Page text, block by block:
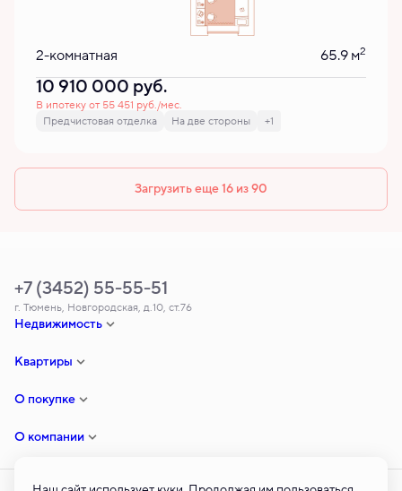
2-комнатная 65.9 м2
10 910 000 руб.
В ипотеку от 55 451 руб./мес.
Предчистовая отделка
На две стороны +1
Загрузить еще 16 из 90
Недвижимость
Квартиры
О покупке
О компании
+7 (3452) 55-55-51
г. Тюмень, Новгородская, д.10, ст.76